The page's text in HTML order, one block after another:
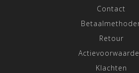
Contact
Retour
Klachten